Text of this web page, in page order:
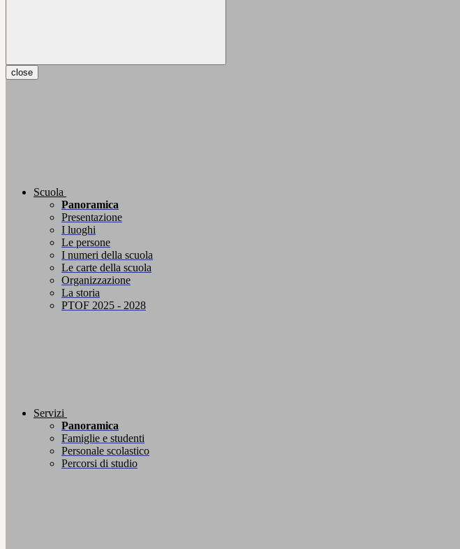
close
Scuola
Panoramica
Presentazione
I luoghi
Le persone
I numeri della scuola
Le carte della scuola
Organizzazione
La storia
PTOF 2025 - 2028
Servizi
Panoramica
Famiglie e studenti
Personale scolastico
Percorsi di studio